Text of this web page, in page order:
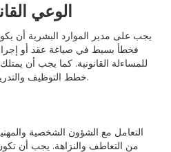
الوعي
يجب على مدير الموارد البشرية أن
فخطأ بسيط في صياغة عقد أو
للمساءلة القانونية. كما يجب أن
خطط التوظيف والتدريب بالرؤية طويلة الأمد للشركة.
التعامل مع الشؤون الشخصية
من التعاطف والنزاهة. يجب أن